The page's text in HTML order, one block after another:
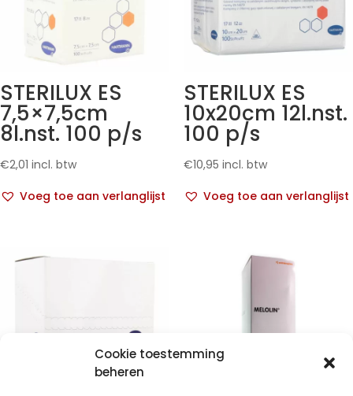
Cookie toestemming
beheren
STERILUX ES
7,5×7,5cm
8l.nst. 100 p/s
€2,01 incl. btw
Voeg toe aan verlanglijst
STERILUX ES
10x20cm 12l.nst.
100 p/s
€10,95 incl. btw
Voeg toe aan verlanglijst